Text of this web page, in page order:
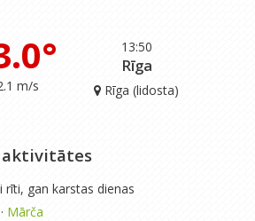
13:50
m/s
Rīga
Rīga (lidosta)
aktivitātes
rīti, gan karstas dienas
Mārča